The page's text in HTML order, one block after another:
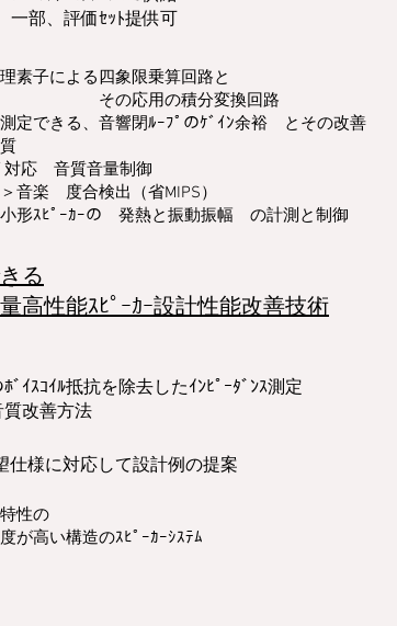
一部、評価ｾｯﾄ提供可
素子による四象限乗算回路と
応用の積分変換回路
定できる、音響閉ﾙｰﾌﾟのｹﾞｲﾝ余裕 とその改善
対応 音質音量制御
音楽 度合検出（省MIPS）
形ｽﾋﾟｰｶｰの 発熱と振動振幅 の計測と制御
る
高性能ｽﾋﾟｰｶｰ設計性能改善技術
ﾎﾞｲｽｺｲﾙ抵抗を除去したｲﾝﾋﾟｰﾀﾞﾝｽ測定
改善方法
仕様に対応して設計例の提案
性の
が高い構造のｽﾋﾟｰｶｰｼｽﾃﾑ